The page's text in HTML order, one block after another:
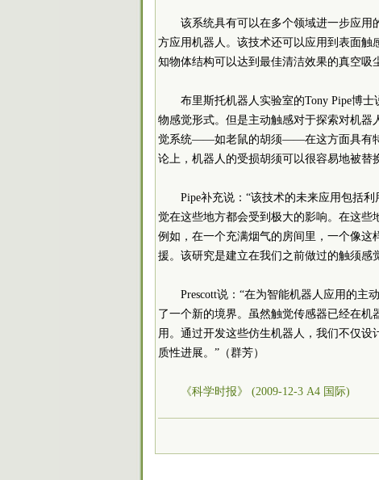
该系统具有可以在多个领域进一步应用
方应用机器人。该技术还可以应用到表面
知物体结构可以达到最佳清洁效果的真空吸
布里斯托机器人实验室的Tony Pipe博
物感觉形式。但是主动触感对于探索对机
觉系统——如老鼠的胡须——在这方面具有特
论上，机器人的受损胡须可以很容易地被替
Pipe补充说：“该技术的未来应用包括
觉在这些地方都会受到极大的影响。在这些
例如，在一个充满烟气的房间里，一个像
援。该研究是建立在我们之前做过的触须感
Prescott说：“在为智能机器人应用的主
了一个新的境界。虽然触觉传感器已经在机
用。通过开发这些仿生机器人，我们不仅
质性进展。”（群芳）
《科学时报》 (2009-12-3 A4 国际)